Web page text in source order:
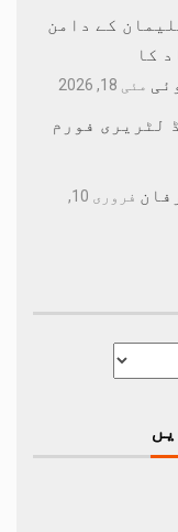
کے دامن
کا
مئی 18, 2026
لٹریری فورم
فروری 10,